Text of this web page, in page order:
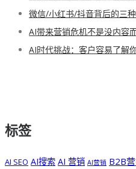
微信/小红书/抖音背后的三
AI带来营销危机不是没内容
AI时代挑战：客户容易了解
标签
AI SEO AI搜索 AI 营销 AI营销 B2B